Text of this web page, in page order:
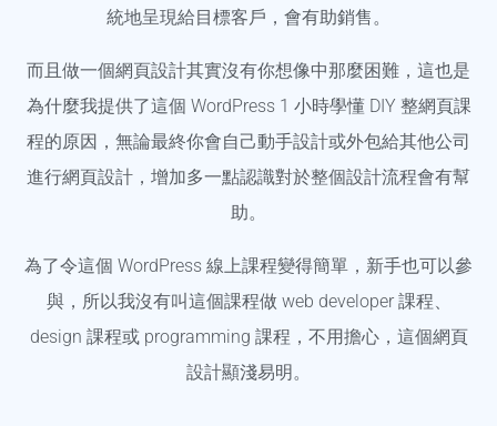
統地呈現給目標客戶，會有助銷售。
而且做一個網頁設計其實沒有你想像中那麼困難，這也是
為什麼我提供了這個 WordPress 1 小時學懂 DIY 整網頁課
程的原因，無論最終你會自己動手設計或外包給其他公司
進行網頁設計，增加多一點認識對於整個設計流程會有幫
助。
為了令這個 WordPress 線上課程變得簡單，新手也可以參
與，所以我沒有叫這個課程做 web developer 課程、
design 課程或 programming 課程，不用擔心，這個網頁
設計顯淺易明。